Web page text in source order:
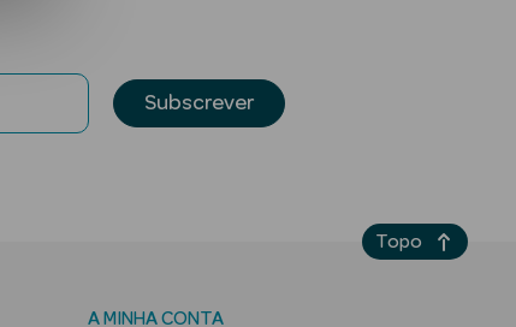
Subscrever
A MINHA CONTA
Topo